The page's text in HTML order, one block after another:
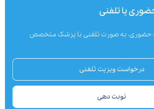
یا تلفنی
حضوری، به صورت تلفنی با پزشک متخصص
درخواست ویزیت تلفنی
نوبت دهی